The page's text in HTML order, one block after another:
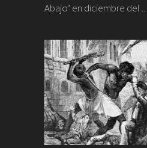
Abajo" en diciembre del ...